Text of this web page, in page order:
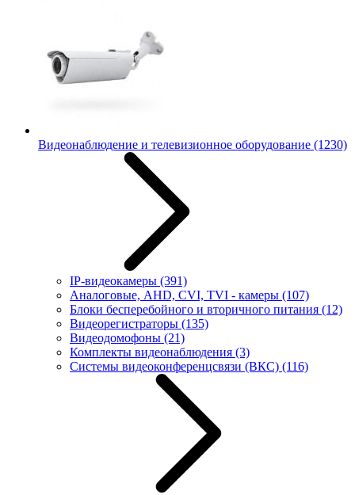
Видеонаблюдение и телевизионное оборудование (1230)
IP-видеокамеры (391)
Аналоговые, AHD, CVI, TVI - камеры (107)
Блоки бесперебойного и вторичного питания (12)
Видеорегистраторы (135)
Видеодомофоны (21)
Комплекты видеонаблюдения (3)
Системы видеоконференцсвязи (ВКС) (116)